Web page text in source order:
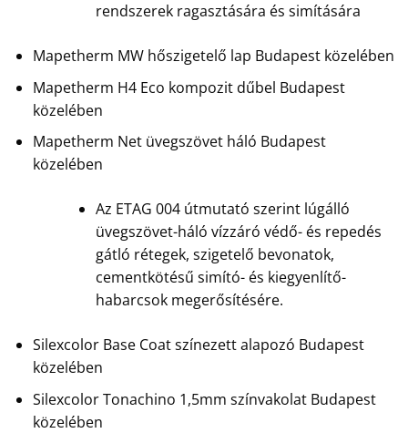
rendszerek ragasztására és simítására
Mapetherm MW hőszigetelő lap Budapest közelében
Mapetherm H4 Eco kompozit dűbel Budapest
közelében
Mapetherm Net üvegszövet háló Budapest
közelében
Az ETAG 004 útmutató szerint lúgálló
üvegszövet-háló vízzáró védő- és repedés
gátló rétegek, szigetelő bevonatok,
cementkötésű simító- és kiegyenlítő-
habarcsok megerősítésére.
Silexcolor Base Coat színezett alapozó Budapest
közelében
Silexcolor Tonachino 1,5mm színvakolat Budapest
közelében